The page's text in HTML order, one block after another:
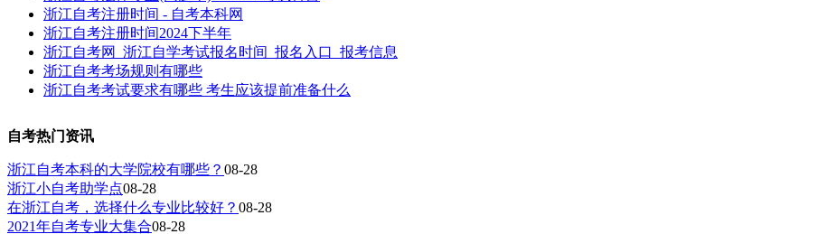
浙江自考注册时间 - 自考本科网
浙江自考注册时间2024下半年
浙江自考网_浙江自学考试报名时间_报名入口_报考信息
浙江自考考场规则有哪些
浙江自考考试要求有哪些 考生应该提前准备什么
自考热门资讯
浙江自考本科的大学院校有哪些？ 08-28
浙江小自考助学点08-28
在浙江自考，选择什么专业比较好？ 08-28
2021年自考专业大集合08-28